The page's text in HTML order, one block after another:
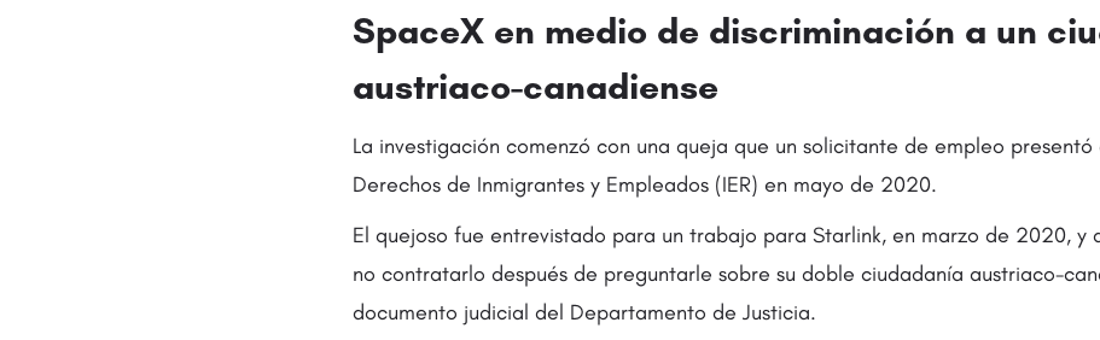
SpaceX en medio de discriminación a un
austriaco-canadiense
La investigación comenzó con una queja que un solicitante de empleo
Derechos de Inmigrantes y Empleados (IER) en mayo de 2020.
El quejoso fue entrevistado para un trabajo para Starlink, en marzo de 2020, y
no contratarlo después de preguntarle sobre su doble ciudadanía austriaco-
documento judicial del Departamento de Justicia.